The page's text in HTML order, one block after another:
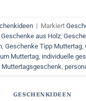
| Markiert
Geschenke aus Holz
Geschenke Tipp Muttertag
Muttertag individuelle
Muttertagsgeschenk
GESCHENKIDEEN